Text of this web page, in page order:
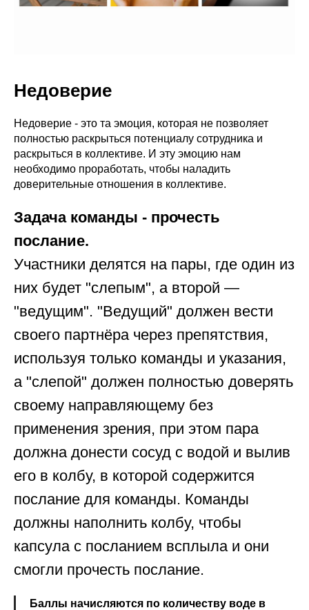
Недоверие
Недоверие - это та эмоция, которая не позволяет
полностью раскрыться потенциалу сотрудника и
раскрыться в коллективе. И эту эмоцию нам
необходимо проработать, чтобы наладить
доверительные отношения в коллективе.
Задача команды - прочесть
послание.
Участники делятся на пары, где один из
них будет "слепым", а второй —
"ведущим". "Ведущий" должен вести
своего партнёра через препятствия,
используя только команды и указания,
а "слепой" должен полностью доверять
своему направляющему без
применения зрения, при этом пара
должна донести сосуд с водой и вылив
его в колбу, в которой содержится
послание для команды. Команды
должны наполнить колбу, чтобы
капсула с посланием всплыла и они
смогли прочесть послание.
Баллы начисляются по количеству воде в